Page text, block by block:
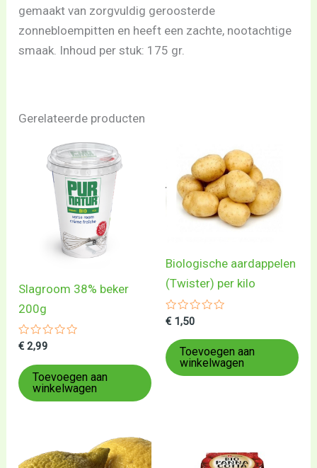
gemaakt van zorgvuldig geroosterde
zonnebloempitten en heeft een zachte, nootachtige
smaak. Inhoud per stuk: 175 gr.
Gerelateerde producten
Slagroom 38% beker
200g
Gewaardeerd
uit
5
€ 2,99
Toevoegen aan
winkelwagen
Biologische aardappelen
(Twister) per kilo
Gewaardeerd
uit
5
€ 1,50
Toevoegen aan
winkelwagen